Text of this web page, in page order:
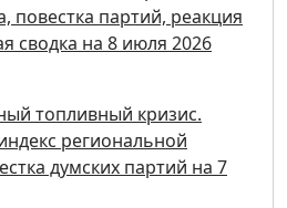
повестка партий, реакция
сводка на 8 июля 2026
топливный кризис.
региональной
думских партий на 7